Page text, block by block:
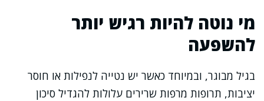
מי נוטה להיות רגיש יותר
להשפעה
בגיל מבוגר, ובמיוחד כאשר יש נטייה לנפילות או חוסר
יציבות, תרופות מרפות שרירים עלולות להגדיל סיכון